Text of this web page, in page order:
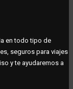
en todo tipo de
seguros para viajes
y te ayudaremos a